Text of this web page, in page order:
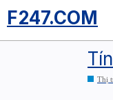
F247.COM
Thị